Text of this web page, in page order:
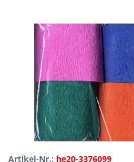
Artikel-Nr.: he20-3376099